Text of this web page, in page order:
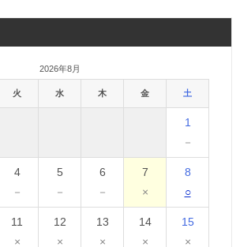
2026年8月
火 水 木 金 土
1
－
4
－
5
－
6
－
7
×
8
○
11
×
12
×
13
×
14
×
15
×